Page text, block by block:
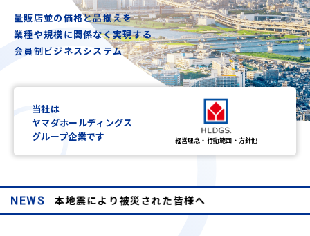
量販店並の価格と品揃えを
業種や規模に関係なく実現する
会員制ビジネスシステム
当社は
ヤマダホールディングス
グループ企業です
経営理念・行動範囲・方針他
NEWS
8年熊本地震により被災された皆様へ